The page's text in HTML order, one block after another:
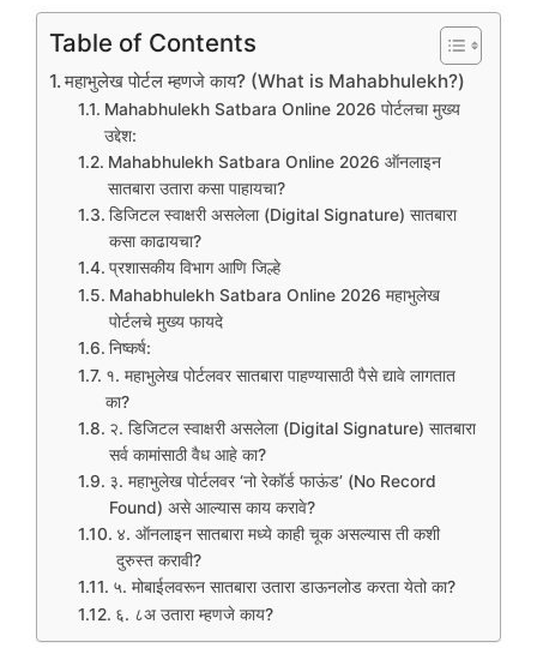
Table of Contents
महाभुलेख पोर्टल म्हणजे काय? (What is Mahabhulekh?)
Mahabhulekh Satbara Online 2026 पोर्टलचा मुख्य
उद्देश:
Mahabhulekh Satbara Online 2026 ऑनलाइन
सातबारा उतारा कसा पाहायचा?
डिजिटल स्वाक्षरी असलेला (Digital Signature) सातबारा
कसा काढायचा?
प्रशासकीय विभाग आणि जिल्हे
Mahabhulekh Satbara Online 2026 महाभुलेख
पोर्टलचे मुख्य फायदे
निष्कर्ष:
१. महाभुलेख पोर्टलवर सातबारा पाहण्यासाठी पैसे द्यावे लागतात
का?
२. डिजिटल स्वाक्षरी असलेला (Digital Signature) सातबारा
सर्व कामांसाठी वैध आहे का?
३. महाभुलेख पोर्टलवर ‘नो रेकॉर्ड फाऊंड’ (No Record
Found) असे आल्यास काय करावे?
४. ऑनलाइन सातबारा मध्ये काही चूक असल्यास ती कशी
दुरुस्त करावी?
५. मोबाईलवरून सातबारा उतारा डाऊनलोड करता येतो का?
६. ८अ उतारा म्हणजे काय?